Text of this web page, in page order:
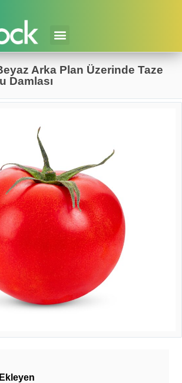
Arka Plan Üzerinde Taze
Damlası